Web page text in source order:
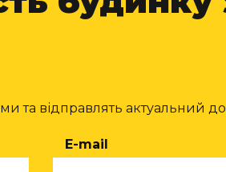
будинку. Наші клієнти
новим проєктом та
та відправлять актуальний
E-mail